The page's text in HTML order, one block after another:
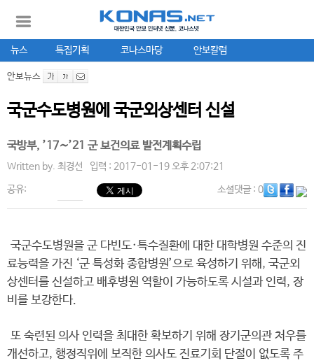
뉴스 특집기획 코나스마당 안보칼럼
안보뉴스
국군수도병원에 국군외상센터 신설
국방부, ’17∼’21 군 보건의료 발전계획수립
Written by. 최경선 입력 : 2017-01-19 오후 2:07:21
공유: 소셜댓글: 0
국군수도병원을 군 다빈도·특수질환에 대한 대학병원 수준의 진
료능력을 가진 ‘군 특성화 종합병원’으로 육성하기 위해, 국군외
상센터를 신설하고 배후병원 역할이 가능하도록 시설과 인력, 장
비를 보강한다.
또 숙련된 의사 인력을 최대한 확보하기 위해 장기군의관 처우를
개선하고, 행정직위에 보직한 의사도 진료기회 단절이 없도록 주